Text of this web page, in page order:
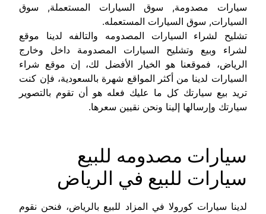
سيارات مصدومة, سوق السيارات المستعملة, سوق
السيارات, سوق السيارات المستعمله.
تشليح لشراء السيارات المصدومه والتالفه لدينا موقع
لشراء وبيع وتشليح السيارات المصدومة داخل وخارج
الرياض، فموقعنا هو الخيار الأفضل لك، إن موقع شراء
السيارات لدينا من أكثر المواقع شهرة بالسعودية، فإن كنت
تريد بيع سيارتك كل ما عليك فعله هو أن تقوم بالتصوير
سيارتك وإرسالها إلينا ونحن نقيين سعرها.
سيارات مصدومه للبيع
سيارات للبيع في الرياض
لدينا سيارات كورولا في المزاد للبيع بالرياض، فنحن نقوم